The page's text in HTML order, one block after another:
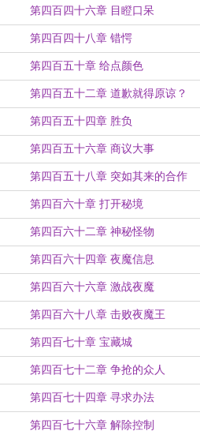
第四百四十六章 目瞪口呆
第四百四十八章 错愕
第四百五十章 给点颜色
第四百五十二章 道歉就得原谅？
第四百五十四章 胜负
第四百五十六章 商议大事
第四百五十八章 突如其来的合作
第四百六十章 打开秘境
第四百六十二章 神秘怪物
第四百六十四章 夜魔信息
第四百六十六章 激战夜魔
第四百六十八章 击败夜魔王
第四百七十章 宝藏城
第四百七十二章 争抢的众人
第四百七十四章 寻求办法
第四百七十六章 解除控制